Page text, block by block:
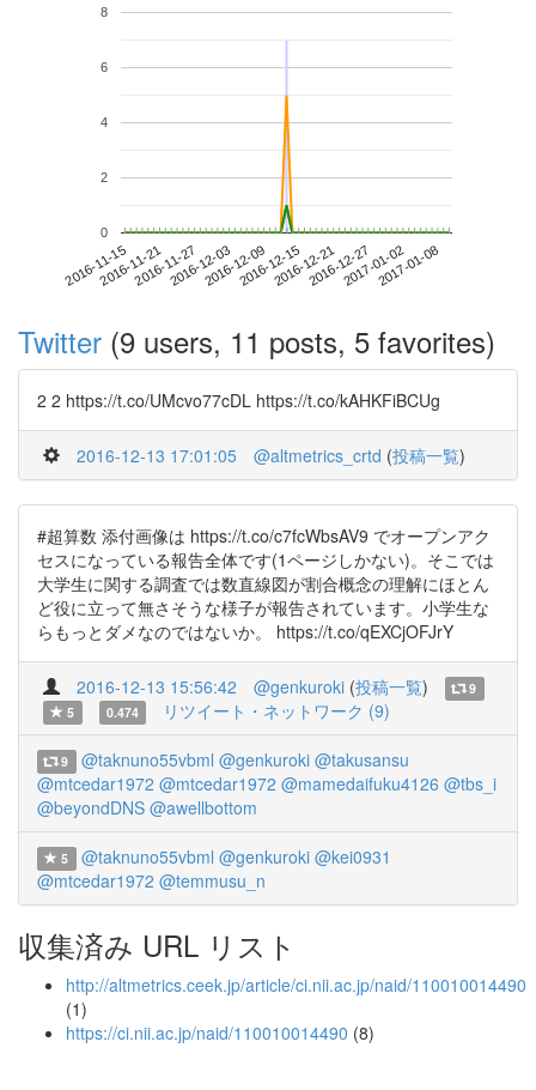
2016-11-152016-11-212016-11-272016-12-032016-12-092016-12-152016-12-212016-12-272017-01-022017-01-08
0
2
4
6
8
Twitter (9 users, 11 posts, 5 favorites)
2 2 https://t.co/UMcvo77cDL https://t.co/kAHKFiBCUg
2016-12-13 17:01:05 @altmetrics_crtd (投稿一覧)
#超算数 添付画像は https://t.co/c7fcWbsAV9 でオープンアク
セスになっている報告全体です(1ページしかない)。そこでは
大学生に関する調査では数直線図が割合概念の理解にほとん
ど役に立って無さそうな様子が報告されています。小学生な
らもっとダメなのではないか。 https://t.co/qEXCjOFJrY
2016-12-13 15:56:42 @genkuroki (投稿一覧)
9
5
0.474 リツイート・ネットワーク (9)
9 @taknuno55vbml @genkuroki @takusansu
@mtcedar1972 @mtcedar1972 @mamedaifuku4126 @tbs_i
@beyondDNS @awellbottom
5 @taknuno55vbml @genkuroki @kei0931
@mtcedar1972 @temmusu_n
収集済み URL リスト
http://altmetrics.ceek.jp/article/ci.nii.ac.jp/naid/110010014490
(1)
https://ci.nii.ac.jp/naid/110010014490 (8)